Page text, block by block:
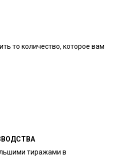
то количество, которое вам
тиражами в